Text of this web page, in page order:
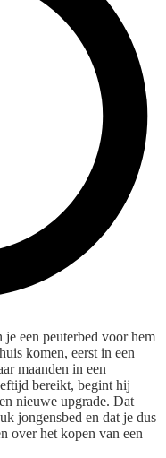
een peuterbed voor hem
komen, eerst in een
maanden in een
bereikt, begint hij
nieuwe upgrade. Dat
jongensbed en dat je dus
over het kopen van een